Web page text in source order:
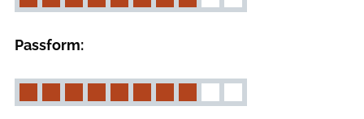
Passform: